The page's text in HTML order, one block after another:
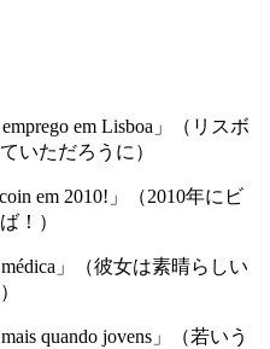
emprego em Lisboa」（リスボ
いただろうに）
em 2010!」（2010年にビ
！）
médica」（彼女は素晴らしい
mais quando jovens」（若いう